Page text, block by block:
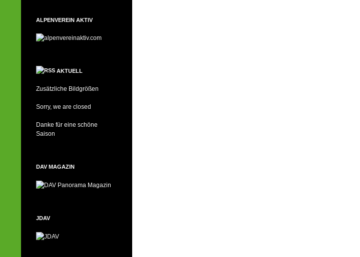
ALPENVEREIN AKTIV
AKTUELL
Zusätzliche Bildgrößen
Sorry, we are closed
Danke für eine schöne
Saison
DAV MAGAZIN
JDAV